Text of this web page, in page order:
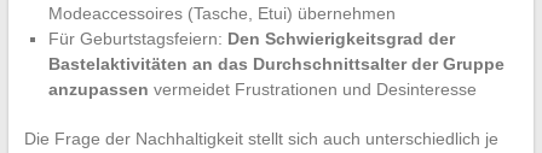
Modeaccessoires (Tasche, Etui) übernehmen
Für Geburtstagsfeiern: Den Schwierigkeitsgrad der
Bastelaktivitäten an das Durchschnittsalter der Gruppe
anzupassen vermeidet Frustrationen und Desinteresse
Die Frage der Nachhaltigkeit stellt sich auch unterschiedlich je